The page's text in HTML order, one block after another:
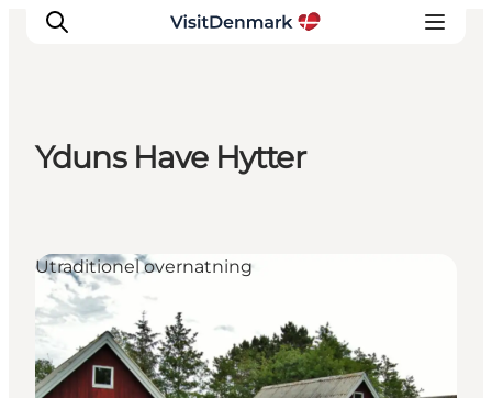
Aktiviteter
Overnatting
Planlegg reisen
Yduns Have Hytter
Utraditionel overnatning